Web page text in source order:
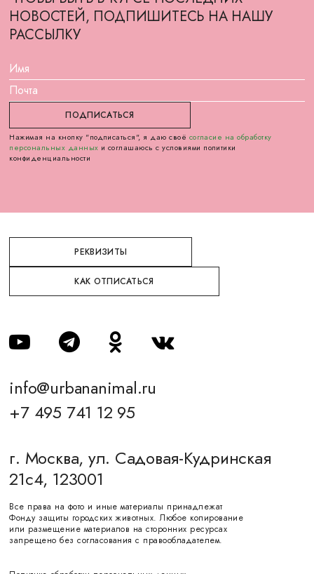
НОВОСТЕЙ, ПОДПИШИТЕСЬ НА НАШУ
РАССЫЛКУ
Нажимая на кнопку "подписаться", я даю своё согласие на обработку
персональных данных и соглашаюсь с условиями политики
конфиденциальности
РЕКВИЗИТЫ
КАК ОТПИСАТЬСЯ
info@urbananimal.ru
+7 495 741 12 95
г. Москва, ул. Садовая-Кудринская
21с4, 123001
Все права на фото и иные материалы принадлежат
Фонду защиты городских животных. Любое копирование
или размещение материалов на сторонних ресурсах
запрещено без согласования с правообладателем.